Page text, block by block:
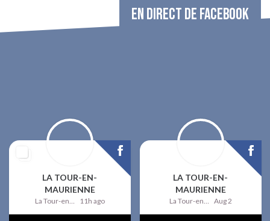
EN DIRECT DE FACEBOOK
LA TOUR-EN-
MAURIENNE
La Tour-en-Maurienne 11h ago
LA TOUR-EN-
MAURIENNE
La Tour-en-Maurienne Aug 2